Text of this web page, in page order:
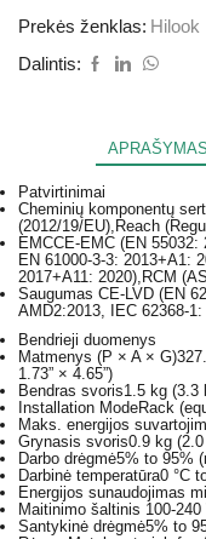
Prekės ženklas: Hilook
Dalintis:
APRAŠYMAS
Patvirtinimai
Cheminių komponentų
(2012/19/EU),Reach
EMCCE-EMC (EN 55032:
EN 61000-3-3: 2013+A1:
2017+A11: 2020),RCM
Saugumas CE-LVD (EN
AMD2:2013, IEC 62368-
Bendrieji duomenys
Matmenys (P × A × G)
1.73” × 4.65”)
Bendras svoris1.5 kg (3.3
Installation ModeRack
Maks. energijos
Grynasis svoris0.9 kg
Darbo drėgmė5% to 95%
Darbinė temperatūra0 °C
Energijos sunaudojimas
Maitinimo šaltinis 100-
Santykinė drėgmė5% to